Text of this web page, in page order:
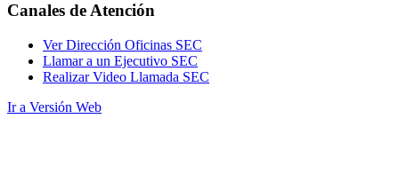
Canales de Atención
Ver Dirección Oficinas SEC
Llamar a un Ejecutivo SEC
Realizar Video Llamada SEC
Ir a Versión Web